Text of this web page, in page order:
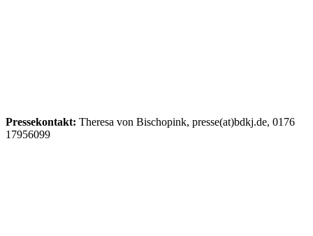
Pressekontakt: Theresa von Bischopink, presse(at)bdkj.de, 0176
17956099